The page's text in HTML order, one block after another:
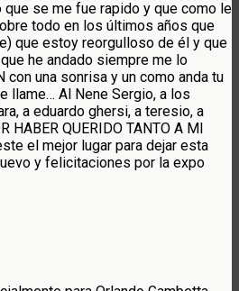
que se me fue rapido y que como le
todo en los últimos años que
que estoy reorgulloso de él y que
he andado siempre me lo
con una sonrisa y un como anda tu
llame… Al Nene Sergio, a los
a eduardo ghersi, a teresio, a
HABER QUERIDO TANTO A MI
el mejor lugar para dejar esta
y felicitaciones por la expo